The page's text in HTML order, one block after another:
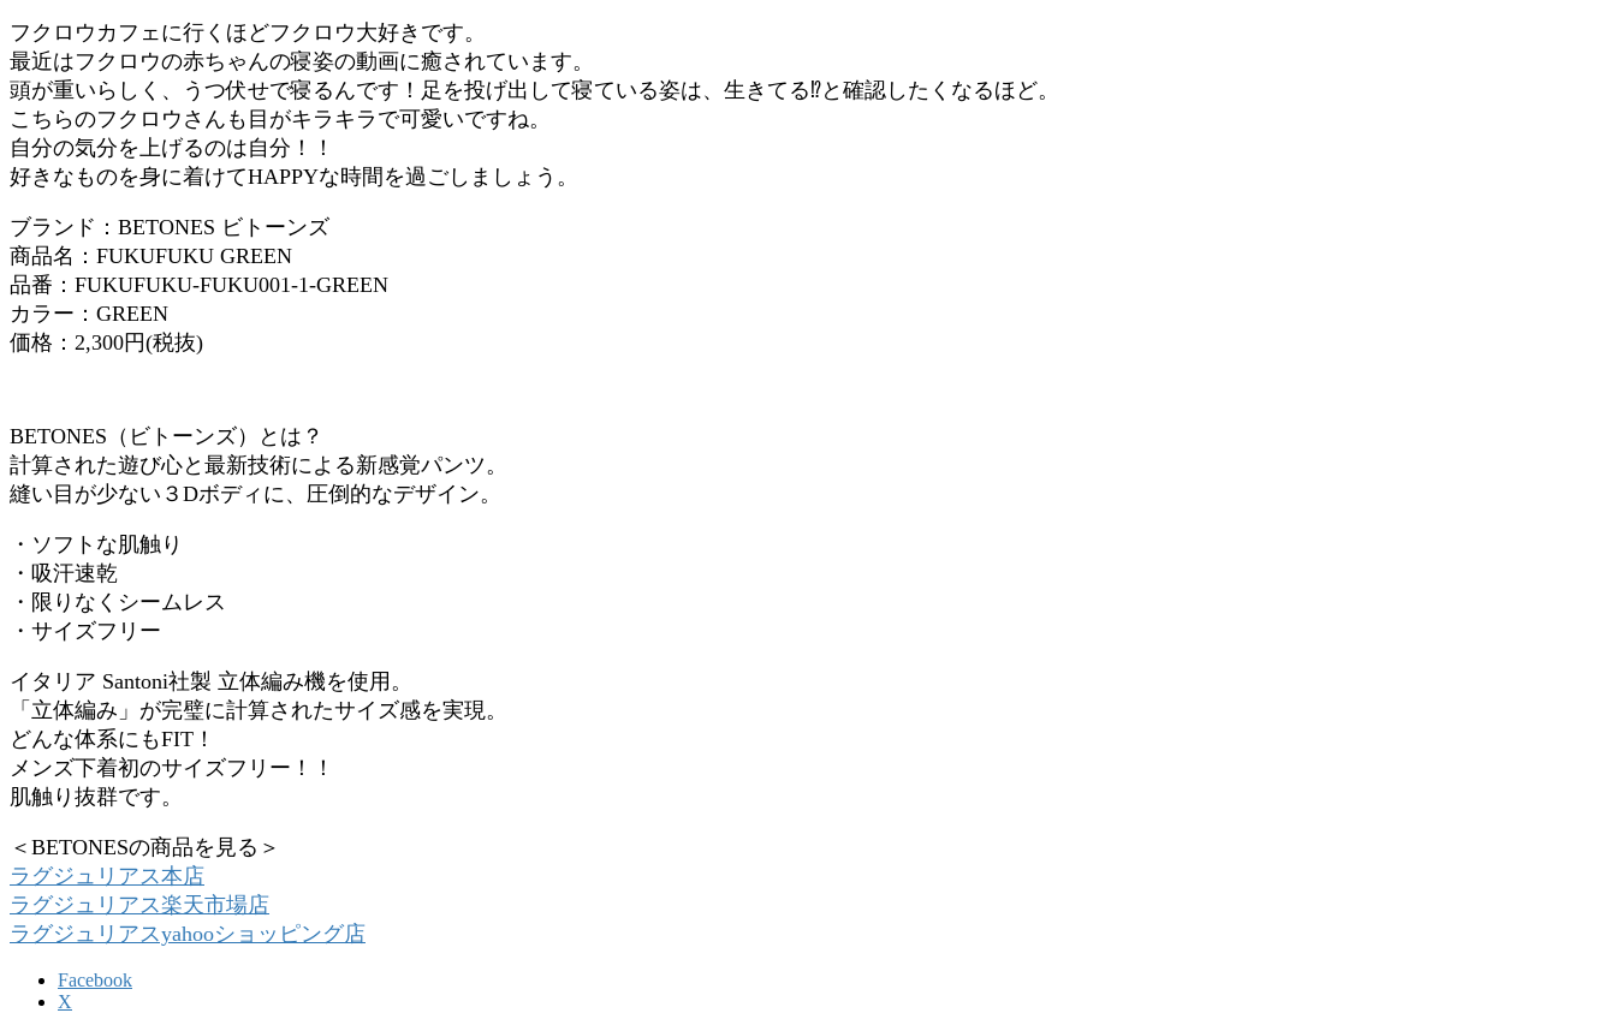
フクロウカフェに行くほどフクロウ大好きです。
最近はフクロウの赤ちゃんの寝姿の動画に癒されています。
頭が重いらしく、うつ伏せで寝るんです！足を投げ出して寝ている姿は、生きてる⁉と確認したくなるほど。
こちらのフクロウさんも目がキラキラで可愛いですね。
自分の気分を上げるのは自分！！
好きなものを身に着けてHAPPYな時間を過ごしましょう。
ブランド：BETONES ビトーンズ
商品名：FUKUFUKU GREEN
品番：FUKUFUKU-FUKU001-1-GREEN
カラー：GREEN
価格：2,300円(税抜)
BETONES（ビトーンズ）とは？
計算された遊び心と最新技術による新感覚パンツ。
縫い目が少ない３Dボディに、圧倒的なデザイン。
・ソフトな肌触り
・吸汗速乾
・限りなくシームレス
・サイズフリー
イタリア Santoni社製 立体編み機を使用。
「立体編み」が完璧に計算されたサイズ感を実現。
どんな体系にもFIT！
メンズ下着初のサイズフリー！！
肌触り抜群です。
＜BETONESの商品を見る＞
ラグジュリアス本店
ラグジュリアス楽天市場店
ラグジュリアスyahooショッピング店
Facebook
X